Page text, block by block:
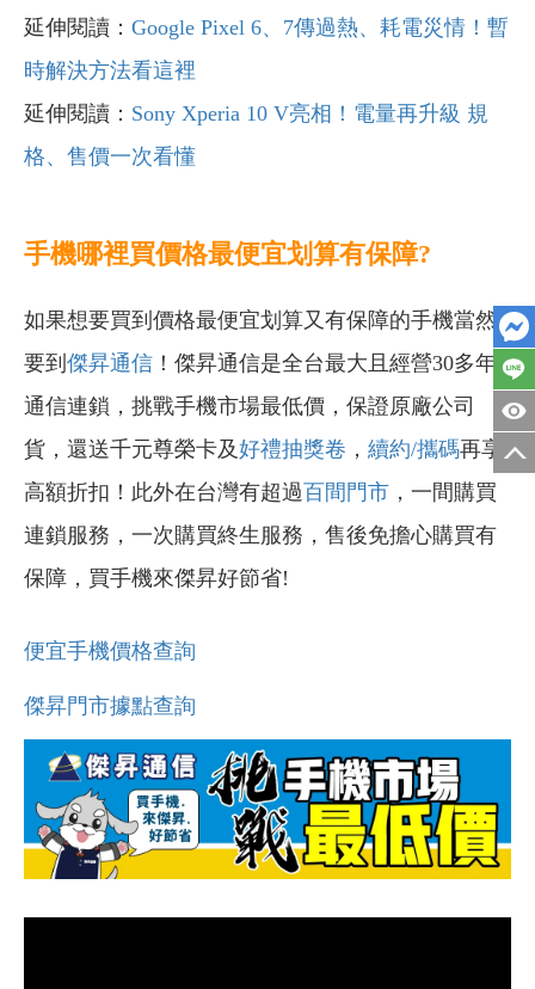
延伸閱讀： Google Pixel 6、7傳過熱、耗電災情！暫
時解決方法看這裡
延伸閱讀： Sony Xperia 10 V亮相！電量再升級 規
格、售價一次看懂
手機哪裡買價格最便宜划算有保障?
如果想要買到價格最便宜划算又有保障的手機當然
要到 傑昇通信 ！傑昇通信是全台最大且經營30多年
通信連鎖，挑戰手機市場最低價，保證原廠公司
貨，還送千元尊榮卡及好禮抽獎卷 ， 續約/攜碼再享
高額折扣！此外在台灣有超過百間門市 ，一間購買
連鎖服務，一次購買終生服務，售後免擔心購買有
保障，買手機來傑昇好節省!
便宜手機價格查詢
傑昇門市據點查詢